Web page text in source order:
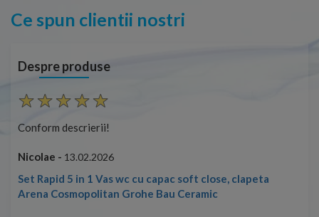
Ce spun clientii nostri
Despre produse
Conform descrierii!
Nicolae - 13.02.2026
Set Rapid 5 in 1 Vas wc cu capac soft close, clapeta
Arena Cosmopolitan Grohe Bau Ceramic